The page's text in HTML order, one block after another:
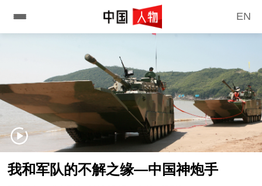
EN
我和军队的不解之缘—中国神炮手